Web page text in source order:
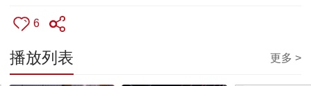
6
播放列表 更多 >